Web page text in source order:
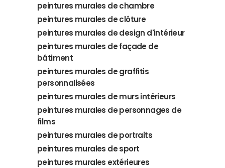
peintures murales de chambre
peintures murales de clôture
peintures murales de design d'intérieur
peintures murales de façade de
bâtiment
peintures murales de graffitis
personnalisées
peintures murales de murs intérieurs
peintures murales de personnages de
films
peintures murales de portraits
peintures murales de sport
peintures murales extérieures